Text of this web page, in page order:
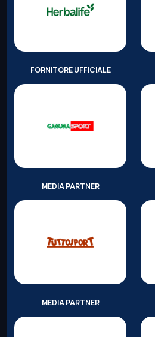
FORNITORE UFFICIALE
MEDIA PARTNER
MEDIA PARTNER